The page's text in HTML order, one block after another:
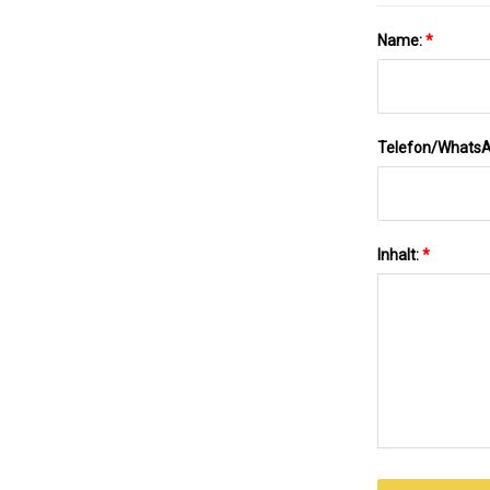
Name:*
Telefon/
Inhalt:*